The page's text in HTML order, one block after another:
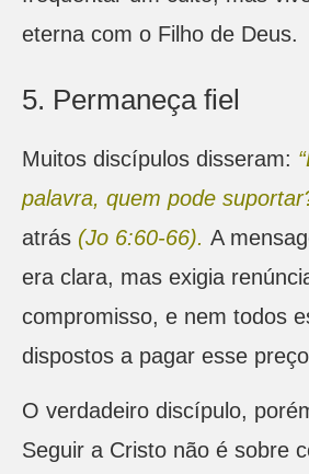
eterna com o Filho de Deus.
5. Permaneça fiel
Muitos discípulos disseram:
palavra, quem pode
atrás (Jo 6:60-66). A
era clara, mas exigia
compromisso, e nem todos
dispostos a pagar esse
O verdadeiro discípulo,
Seguir a Cristo não é sobre